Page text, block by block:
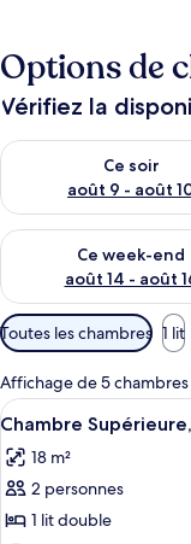
Options de
Vérifiez la
Ce soir
août 9 - août
Vérifier la
Ce week-end
août 14 - août
Vérifier la
Filtres
disponibles
pour
les
chambres
Toutes les chambres 1 lit
Affichage de 5 chambres
Afficher
toutes
les
photos
pour
4
Chambre
18 m²
2 personnes
1 lit double